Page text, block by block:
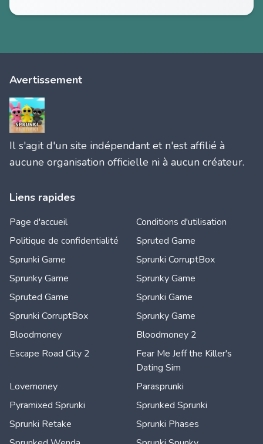
Avertissement
Il s'agit d'un site indépendant et n'est affilié à
aucune organisation officielle ni à aucun créateur.
Liens rapides
Page d'accueil
Conditions d'utilisation
Politique de confidentialité
Spruted Game
Sprunki Game
Sprunki CorruptBox
Sprunky Game
Sprunky Game
Spruted Game
Sprunki Game
Sprunki CorruptBox
Sprunky Game
Bloodmoney
Bloodmoney 2
Escape Road City 2
Fear Me Jeff the Killer's
Dating Sim
Lovemoney
Parasprunki
Pyramixed Sprunki
Sprunked Sprunki
Sprunki Retake
Sprunki Phases